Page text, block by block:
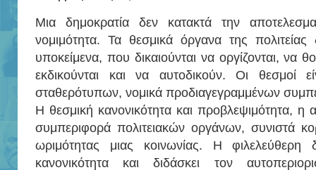
Μια δημοκρατία δεν κατακτά την
νομιμότητα. Τα θεσμικά όργανα της πολιτείας
υποκείμενα, που δικαιούνται να οργίζονται, να
εκδικούνται και να αυτοδικούν. Οι θεσμοί
σταθερότυπων, νομικά προδιαγεγραμμένων
Η θεσμική κανονικότητα και προβλεψιμότητα,
συμπεριφορά πολιτειακών οργάνων, συνιστά
ωριμότητας μιας κοινωνίας. Η φιλελεύθερη
κανονικότητα και διδάσκει τον